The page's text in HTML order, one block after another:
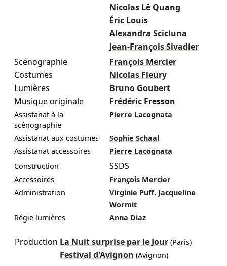
Nicolas Lê Quang
Éric Louis
Alexandra Scicluna
Jean-François Sivadier
Scénographie
François Mercier
Costumes
Nicolas Fleury
Lumières
Bruno Goubert
Musique originale
Frédéric Fresson
Assistanat à la
scénographie
Pierre Lacognata
Assistanat aux costumes
Sophie Schaal
Assistanat accessoires
Pierre Lacognata
Construction
SSDS
Accessoires
François Mercier
Administration
Virginie Puff, Jacqueline
Wormit
Régie lumières
Anna Diaz
Production La Nuit surprise par le Jour(Paris)
Festival d'Avignon (Avignon)